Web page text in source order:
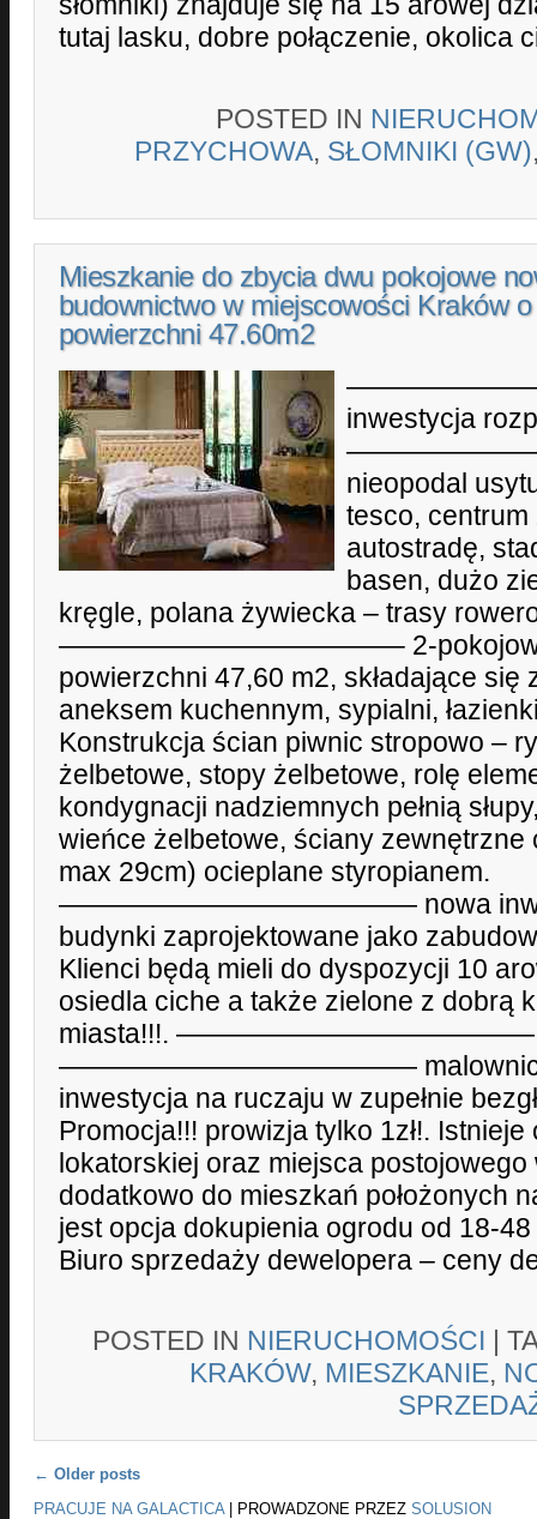
tutaj lasku, dobre połączenie, okolica
POSTED IN
PRZYCHOWA, SŁOMNIKI (GW)
Mieszkanie do zbycia dwu pokojowe
budownictwo w miejscowości Kraków o
powierzchni 47.60m2
inwestycja
nieopodal
tesco,
autostradę,
basen, dużo
kręgle, polana żywiecka – trasy
————————————– 2-pokojowe
powierzchni 47,60 m2, składające się
aneksem kuchennym, sypialni,
Konstrukcja ścian piwnic stropowo –
żelbetowe, stopy żelbetowe, rolę
kondygnacji nadziemnych pełnią
wieńce żelbetowe, ściany zewnętrzne
max 29cm) ocieplane styropianem.
————————————— nowa
budynki zaprojektowane jako
Klienci będą mieli do dyspozycji 10
osiedla ciche a także zielone z dobrą
miasta!!!.
————————————— malowniczo
inwestycja na ruczaju w zupełnie
Promocja!!! prowizja tylko 1zł!.
lokatorskiej oraz miejsca
dodatkowo do mieszkań położonych
jest opcja dokupienia ogrodu od 18-48
Biuro sprzedaży dewelopera – ceny
POSTED IN NIERUCHOMOŚCI
KRAKÓW, MIESZKANIE,
Post navigation
← Older posts
PRACUJE NA GALACTICA
PROWADZONE PRZEZ SOLUSION